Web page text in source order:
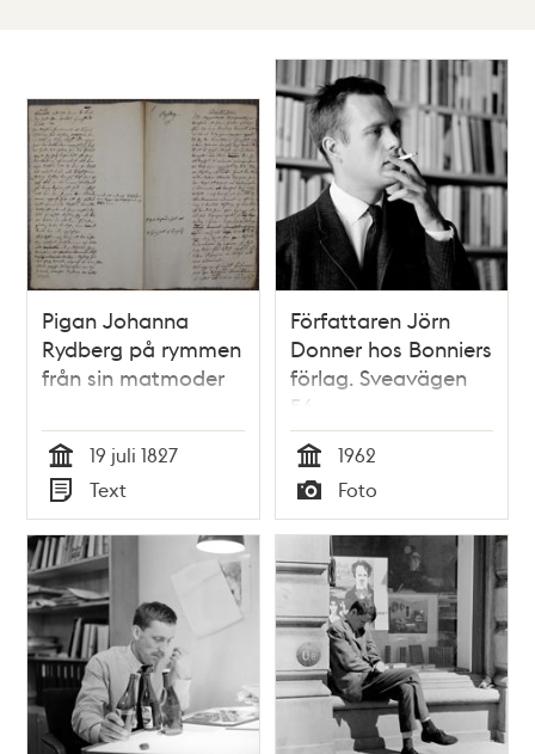
Pigan Johanna
Rydberg på rymmen
från sin matmoder
Tid
19 juli 1827
Typ
Text
Författaren Jörn
Donner hos Bonniers
förlag. Sveavägen
56
Tid
1962
Typ
Foto